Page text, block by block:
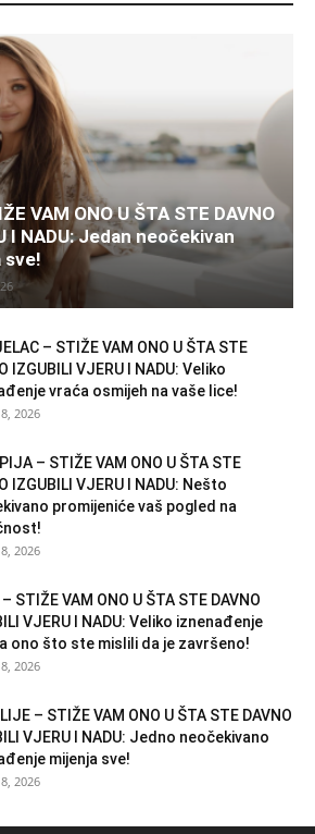
VAM ONO U ŠTA STE DAVNO
I NADU: Jedan neočekivan
sve!
– STIŽE VAM ONO U ŠTA STE
IZGUBILI VJERU I NADU: Veliko
vraća osmijeh na vaše lice!
2026
– STIŽE VAM ONO U ŠTA STE
IZGUBILI VJERU I NADU: Nešto
promijeniće vaš pogled na
2026
– STIŽE VAM ONO U ŠTA STE DAVNO
VJERU I NADU: Veliko iznenađenje
ono što ste mislili da je završeno!
2026
– STIŽE VAM ONO U ŠTA STE DAVNO
VJERU I NADU: Jedno neočekivano
mijenja sve!
2026